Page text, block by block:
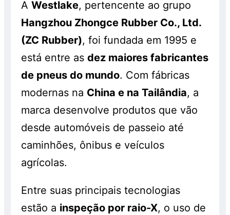
AWestlake, pertencente ao grupo
Hangzhou Zhongce Rubber Co., Ltd.
(ZC Rubber), foi fundada em 1995 e
está entre asdez maiores fabricantes
de pneus do mundo. Com fábricas
modernas na China e na Tailândia, a
marca desenvolve produtos que vão
desde automóveis de passeio até
caminhões, ônibus e veículos
agrícolas.
Entre suas principais tecnologias
estão a inspeção por raio-X, o uso de